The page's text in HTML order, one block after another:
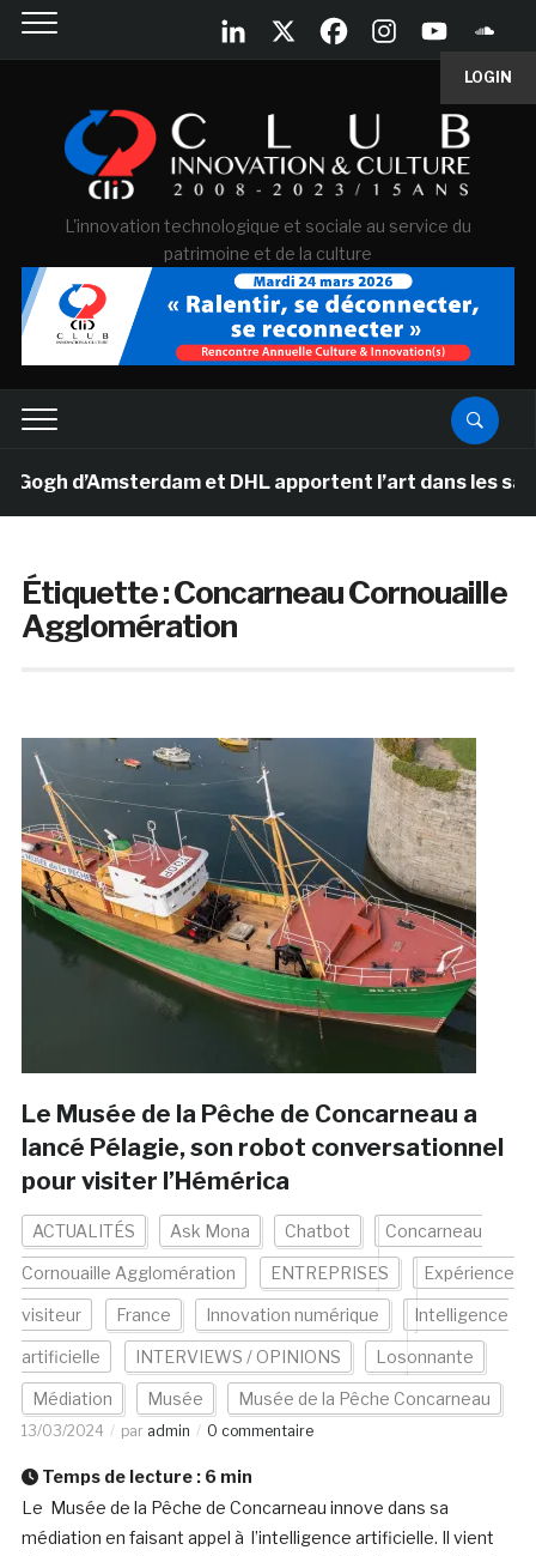
LOGIN
L'innovation technologique et sociale au service du
patrimoine et de la culture
d’Amsterdam et DHL apportent l’art dans les salles
Étiquette :Concarneau Cornouaille
Agglomération
Le Musée de la Pêche de Concarneau a
lancé Pélagie, son robot conversationnel
pour visiter l’Hémérica
ACTUALITÉS Ask Mona Chatbot Concarneau
Cornouaille Agglomération ENTREPRISES Expérience
visiteur France Innovation numérique Intelligence
artificielle INTERVIEWS / OPINIONS Losonnante
Médiation Musée Musée de la Pêche Concarneau
13/03/2024 par admin 0 commentaire
Temps de lecture : 6 min
Le Musée de la Pêche de Concarneau innove dans sa
médiation en faisant appel à l’intelligence artificielle. Il vient